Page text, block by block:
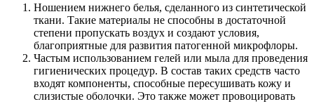
Ношением нижнего белья, сделанного из синтетической
ткани. Такие материалы не способны в достаточной
степени пропускать воздух и создают условия,
благоприятные для развития патогенной микрофлоры.
Частым использованием гелей или мыла для проведения
гигиенических процедур. В состав таких средств часто
входят компоненты, способные пересушивать кожу и
слизистые оболочки. Это также может провоцировать